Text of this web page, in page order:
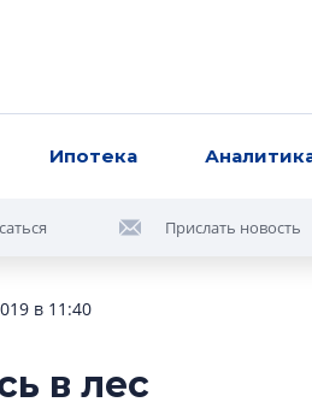
Ипотека
Прислать новость
в 11:40
в лес